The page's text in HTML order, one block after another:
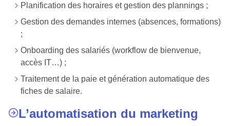
Planification des horaires et gestion des plannings ;
Gestion des demandes internes (absences, formations)
;
Onboarding des salariés (workflow de bienvenue,
accès IT…) ;
Traitement de la paie et génération automatique des
fiches de salaire.
L’automatisation du marketing